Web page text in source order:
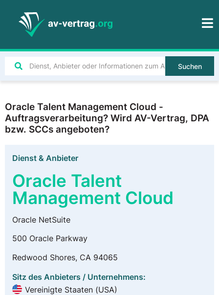
Suchen
Oracle Talent Management Cloud -
Auftragsverarbeitung? Wird AV-Vertrag, DPA
bzw. SCCs angeboten?
Dienst & Anbieter
Oracle Talent
Management Cloud
Oracle NetSuite
500 Oracle Parkway
Redwood Shores, CA 94065
Sitz des Anbieters / Unternehmens:
Vereinigte Staaten (USA)